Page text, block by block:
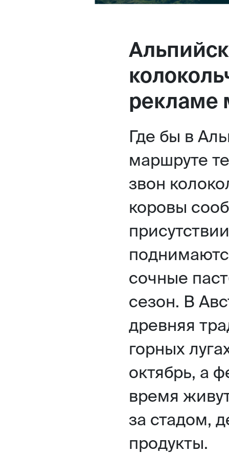
рекламе
Где бы в
маршруте
звон
коровы
сочные
сезон. В
древняя
горных
октябрь, а
время
за стадом,
продукты.